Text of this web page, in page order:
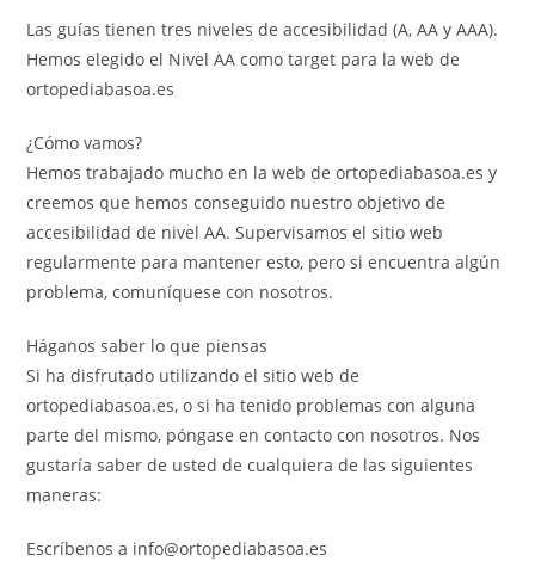
Las guías tienen tres niveles de accesibilidad (A, AA y AAA).
Hemos elegido el Nivel AA como target para la web de
ortopediabasoa.es
¿Cómo vamos?
Hemos trabajado mucho en la web de ortopediabasoa.es y
creemos que hemos conseguido nuestro objetivo de
accesibilidad de nivel AA. Supervisamos el sitio web
regularmente para mantener esto, pero si encuentra algún
problema, comuníquese con nosotros.
Háganos saber lo que piensas
Si ha disfrutado utilizando el sitio web de
ortopediabasoa.es, o si ha tenido problemas con alguna
parte del mismo, póngase en contacto con nosotros. Nos
gustaría saber de usted de cualquiera de las siguientes
maneras:
Escríbenos a info@ortopediabasoa.es